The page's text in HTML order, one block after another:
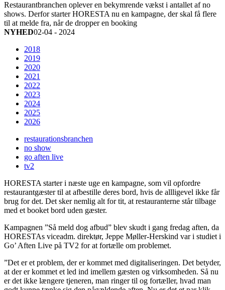
Restaurantbranchen oplever en bekymrende vækst i antallet af no
shows. Derfor starter HORESTA nu en kampagne, der skal få flere
til at melde fra, når de dropper en booking
NYHED02-04 - 2024
2018
2019
2020
2021
2022
2023
2024
2025
2026
restaurationsbranchen
no show
go aften live
tv2
HORESTA starter i næste uge en kampagne, som vil opfordre
restaurantgæster til at afbestille deres bord, hvis de allligevel ikke får
brug for det. Det sker nemlig alt for tit, at restauranterne står tilbage
med et booket bord uden gæster.
Kampagnen ”Så meld dog afbud” blev skudt i gang fredag aften, da
HORESTAs viceadm. direktør, Jeppe Møller-Herskind var i studiet i
Go’ Aften Live på TV2 for at fortælle om problemet.
”Det er et problem, der er kommet med digitaliseringen. Det betyder,
at der er kommet et led ind imellem gæsten og virksomheden. Så nu
er det ikke længere tjeneren, man ringer til og fortæller, hvad man